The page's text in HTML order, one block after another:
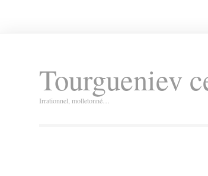
Tourgueniev
Irrationnel, molletonné…